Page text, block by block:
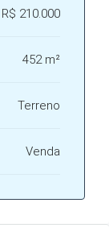
R$ 210.000
452 m²
Terreno
Venda